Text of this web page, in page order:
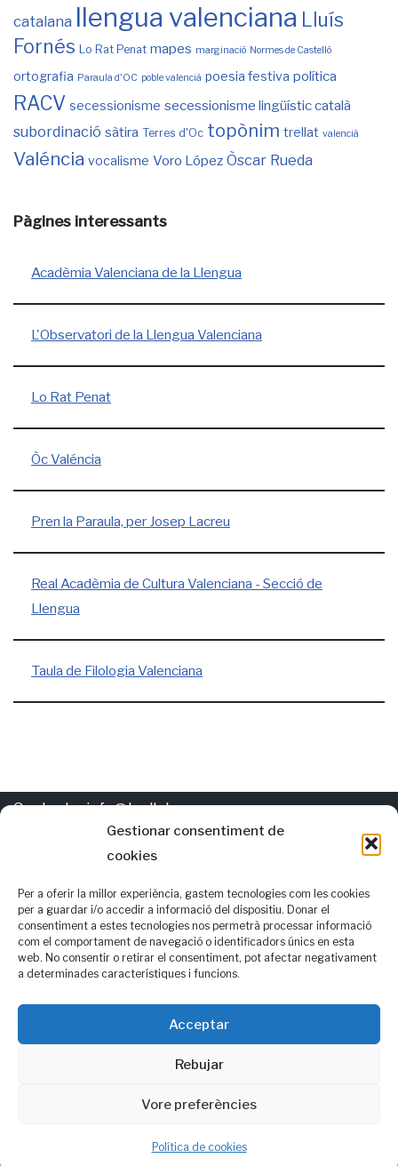
Gestionar consentiment de
cookies
Per a oferir la millor experiència, gastem tecnologies com les cookies
per a guardar i/o accedir a informació del dispositiu. Donar el
consentiment a estes tecnologies nos permetrà processar informació
com el comportament de navegació o identificadors únics en esta
web. No consentir o retirar el consentiment, pot afectar negativament
a determinades característiques i funcions.
Acceptar
Rebujar
Vore preferències
Política de cookies
catalana llengua valenciana Lluís
Fornés
Lo Rat Penat mapes marginació Normes de Castelló
ortografia Paraula d'OC poble valencià poesia festiva política
RACV secessionisme secessionisme lingüístic català
subordinació sàtira Terres d'Oc topònim trellat valencià
Valéncia vocalisme Voro López Òscar Rueda
Pàgines interessants
Acadèmia Valenciana de la Llengua
L'Observatori de la Llengua Valenciana
Lo Rat Penat
Òc Valéncia
Pren la Paraula, per Josep Lacreu
Real Acadèmia de Cultura Valenciana - Secció de
Llengua
Taula de Filologia Valenciana
Contacte:info@trellat.org
cookies
Els autors d'esta pàgina gasten per al valencià les normatives
AVL i RACV i, també, opcions alternatives que consideren que
podrien ser de consens
Seguix-nos en:
© trellat.org - {current_year}